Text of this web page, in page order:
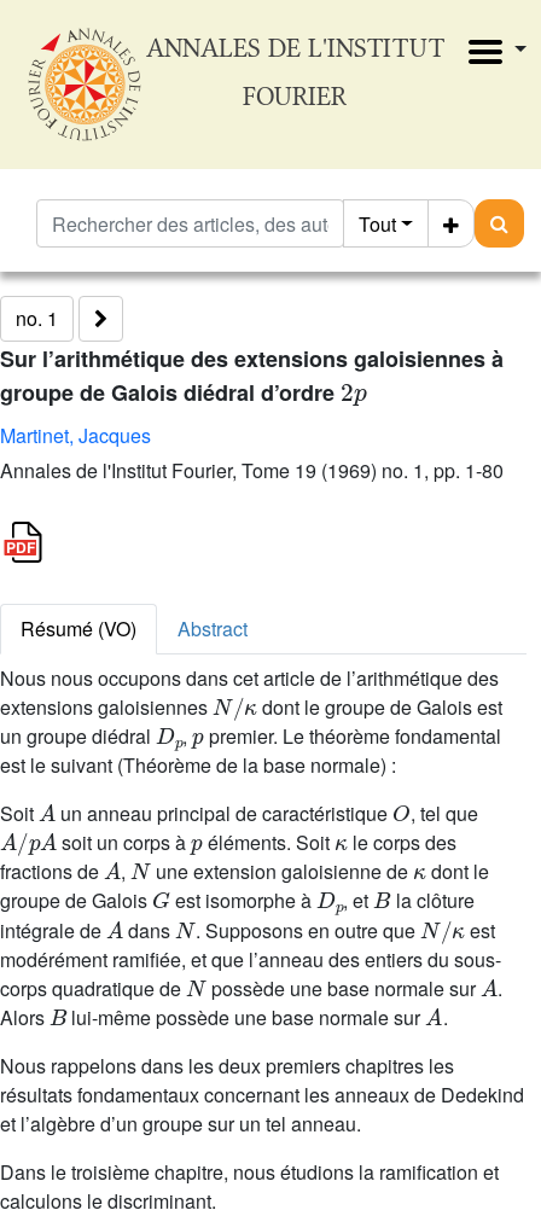
ANNALES DE L'INSTITUT
FOURIER
Tout
no. 1
Sur l’arithmétique des extensions galoisiennes à
groupe de Galois diédral d’ordre
2p
Martinet, Jacques
Annales de l'Institut Fourier, Tome 19 (1969) no. 1, pp. 1-80
Résumé (VO)
Abstract
Nous nous occupons dans cet article de l’arithmétique des
extensions galoisiennes
N/κ
dont le groupe de Galois est
un groupe diédral
Dp
,
p
premier. Le théorème fondamental
est le suivant (Théorème de la base normale) :
Soit
A
un anneau principal de caractéristique , tel que
A/pA
soit un corps à
p
éléments. Soit
κ
le corps des
fractions de
A
,
N
une extension galoisienne de
κ
dont le
groupe de Galois
G
est isomorphe à
Dp
, et
B
la clôture
intégrale de
A
dans
N
. Supposons en outre que
N/κ
est
modérément ramifiée, et que l’anneau des entiers du sous-
corps quadratique de
N
possède une base normale sur
A
.
Alors
B
lui-même possède une base normale sur
A
.
Nous rappelons dans les deux premiers chapitres les
résultats fondamentaux concernant les anneaux de Dedekind
et l’algèbre d’un groupe sur un tel anneau.
Dans le troisième chapitre, nous étudions la ramification et
calculons le discriminant.